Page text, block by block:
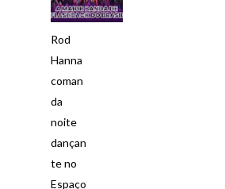
Rod
Hanna
coman
da
noite
dançan
te no
Espaço